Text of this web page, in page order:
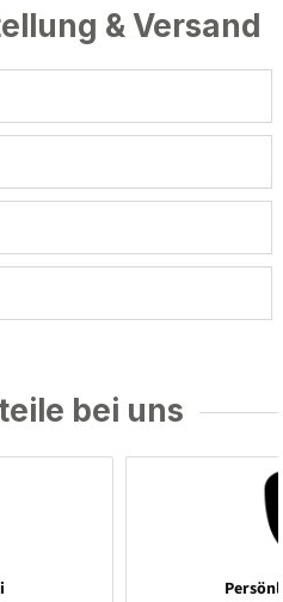
& Versand
bei uns